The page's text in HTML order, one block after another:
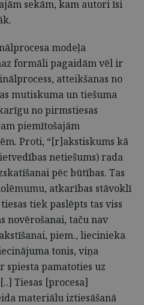
sekām, kam autori īsi
modeļa
formāli pagaidām vēl ir
atteikšanas no
mutiskuma un tiešuma
no pirmstiesas
piemītošajām
Proti, “[r]akstiskums kā
netiešums) rada
pēc būtības. Tas
atkarības stāvoklī
tiek paslēpts tas viss
novērošanai, taču nav
piem., liecinieka
tonis, viņa
spiesta pamatoties uz
Tiesas [procesa]
materiālu iztiesāšanā